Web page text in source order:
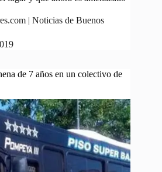
| Noticias de Buenos
de 7 años en un colectivo de